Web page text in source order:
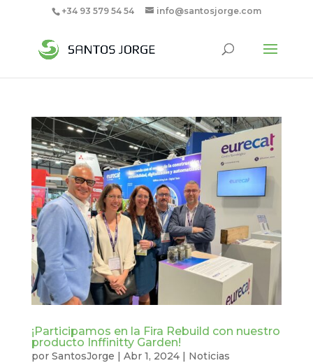
+34 93 579 54 54 info@santosjorge.com
¡Participamos en la Fira Rebuild con nuestro
producto Inffinitty Garden!
por SantosJorge | Abr 1, 2024| Noticias